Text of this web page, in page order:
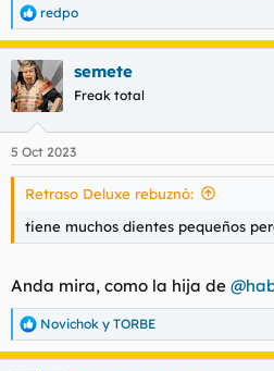
R
e
c
c
i
e
s
redpo
semete
Freak total
5 Oct 2023
Retraso Deluxe rebuznó:
tiene muchos dientes pequeños
Anda mira, como la hija de
R
e
Novichok y TORBE